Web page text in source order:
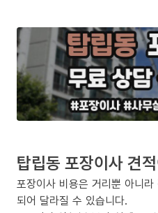
탑립동 포장이사 견
포장이사 비용은 거리뿐 아니
되어 달라질 수 있습니다.